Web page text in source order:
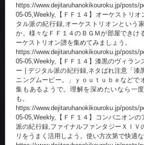
https://www.dejitaruhanokikouroku.jp/posts/
05-05,Weekly,【ＦＦ１４】オーケストリオ
タル派の紀行録,オーケストリオンという
か。様々なＦＦ１４のＢＧＭが部屋できけ
ーケストリオン譜を集めてみましょう。
https://www.dejitaruhanokikouroku.jp/posts/
05-05,Weekly,【ＦＦ１４】漆黒のヴィラン
ー | デジタル派の紀行録,ネタばれ注意「漆
ニングムービー。」ｙｏｕｔｕｂｅなどで
集もあるようで。理解を深めたいなら一
も。
https://www.dejitaruhanokikouroku.jp/posts/
05-05,Weekly,【ＦＦ１４】コンパニオン
派の紀行録,ファイナルファンタジーＸＩＶ
リをうまく活用しよう。使い方次第で快適